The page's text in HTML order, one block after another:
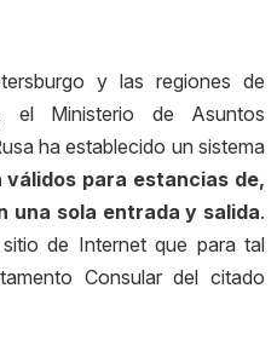
y las regiones de
el Ministerio de Asuntos
ha establecido un sistema
válidos para estancias de,
una sola entrada y salida.
de Internet que para tal
Consular del citado